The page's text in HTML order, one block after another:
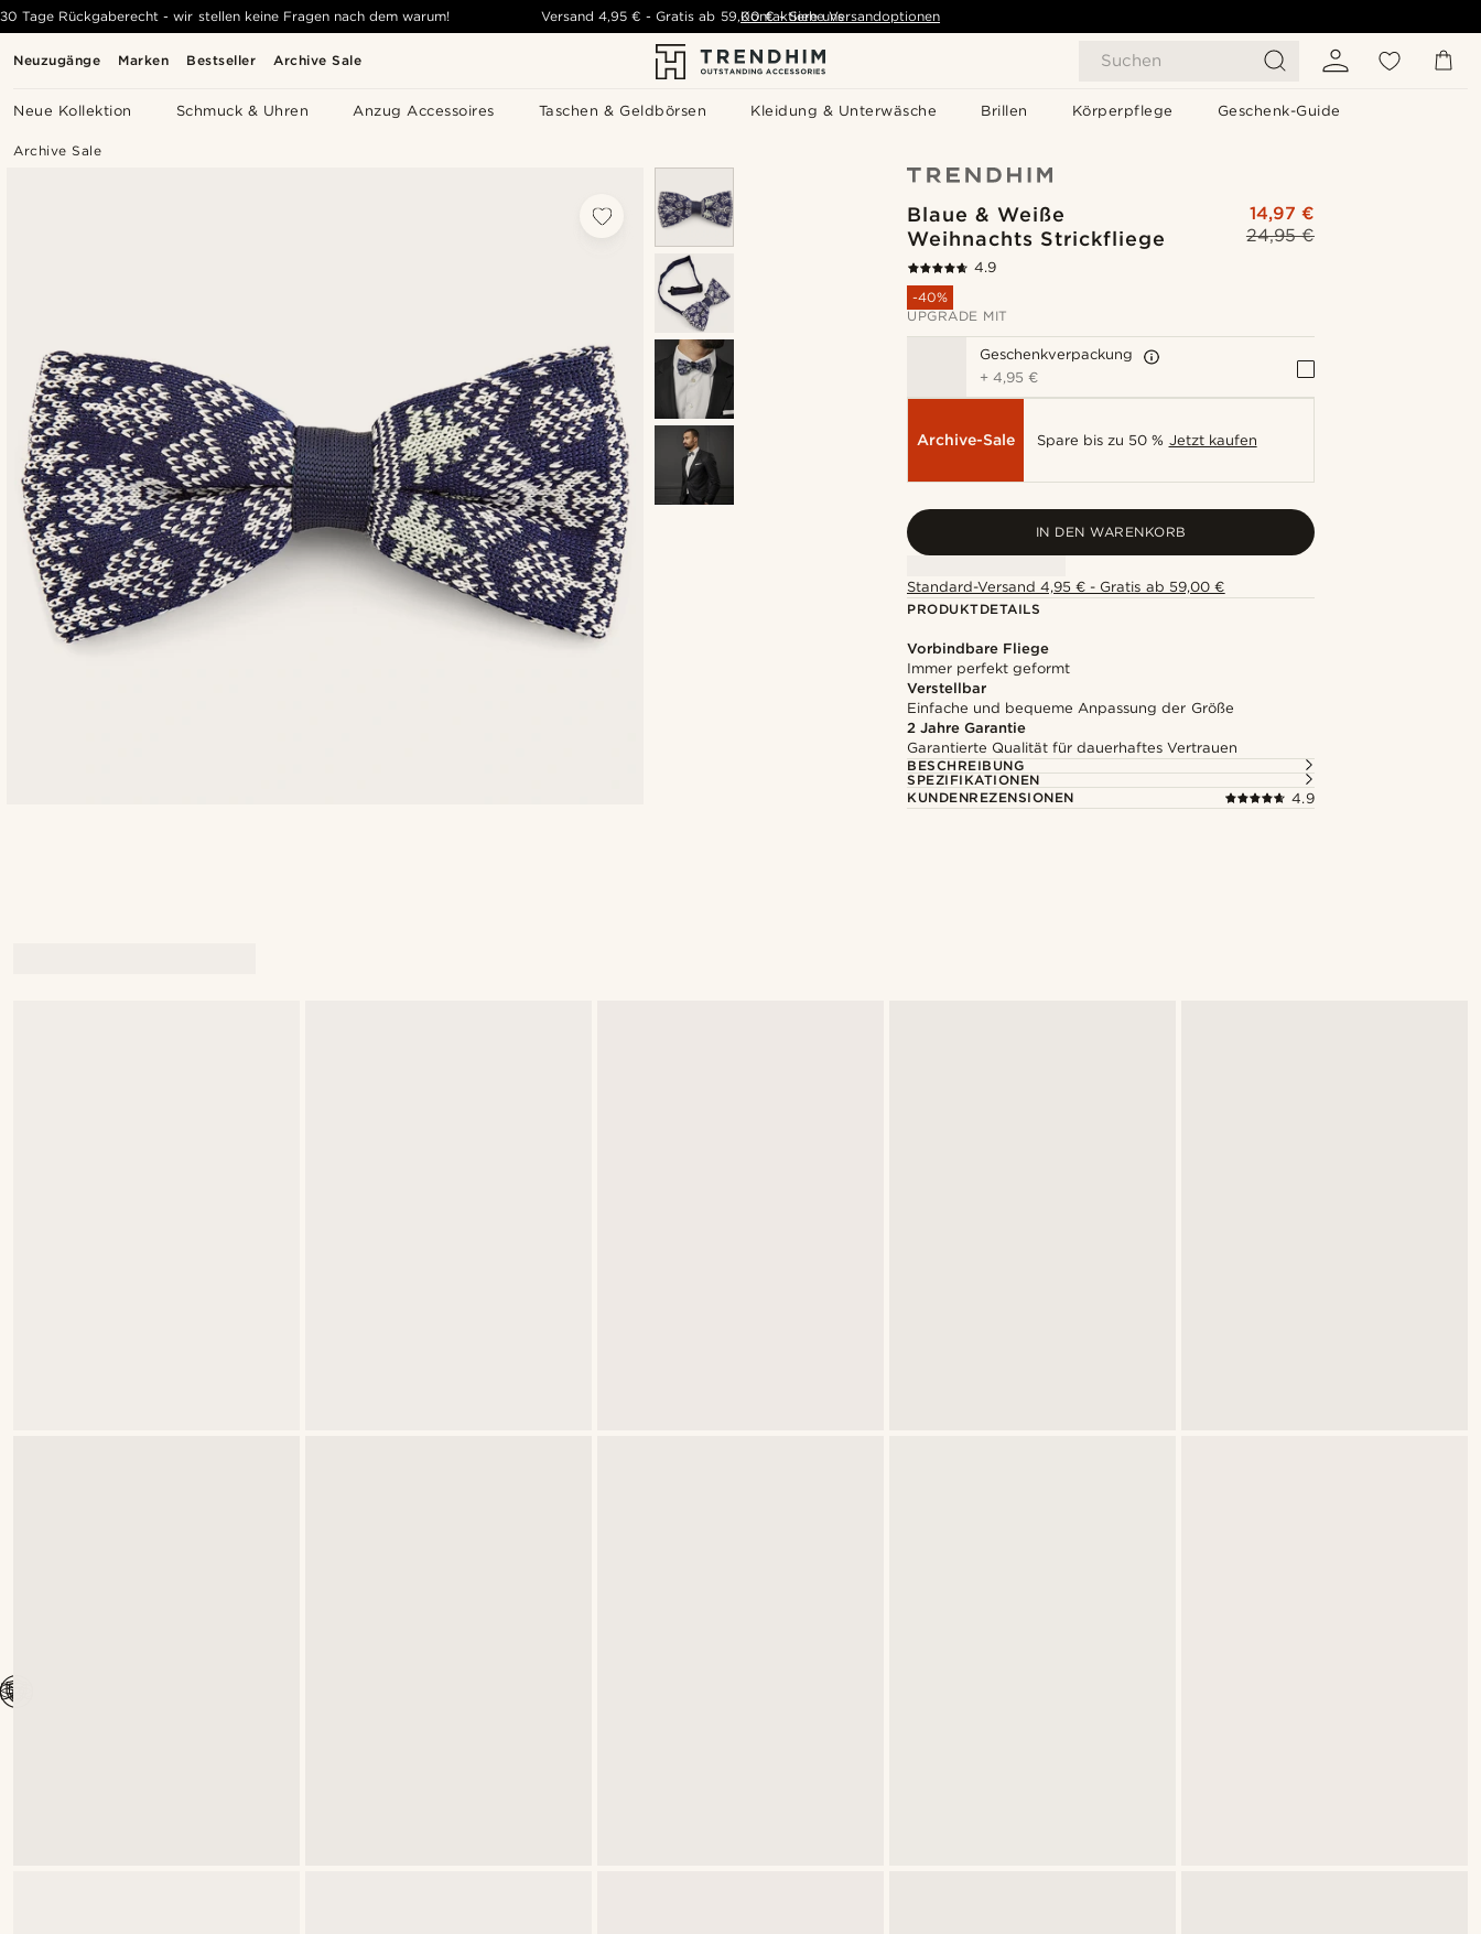
Neuzugänge Marken Bestseller Archive Sale Suchen
Neue Kollektion Schmuck & Uhren Anzug Accessoires Taschen & Geldbörsen Kleidung & Unterwäsche Brillen Körperpflege Geschenk-Guide
30 Tage Rückgaberecht - wir stellen keine Fragen nach dem warum! Versand 4,95 € -Gratis ab 59,00 € - Siehe Versandoptionen
Kontaktiere uns
Archive Sale
Blaue & Weiße
Weihnachts Strickfliege
24,95 €
14,97 €
4.9
-40%
UPGRADE MIT
Geschenkverpackung
+4,95 €
Archive-Sale Spare bis zu 50 % Jetzt kaufen
IN DEN WARENKORB
Standard-Versand 4,95 € - Gratis ab 59,00 €
PRODUKTDETAILS
Vorbindbare Fliege
Immer perfekt geformt
Verstellbar
Einfache und bequeme Anpassung der Größe
2 Jahre Garantie
Garantierte Qualität für dauerhaftes Vertrauen
BESCHREIBUNG
SPEZIFIKATIONEN
KUNDENREZENSIONEN
4.9